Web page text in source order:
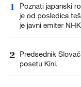
1
Poznati japanski
je od posledica
je javni emiter
2 Predsednik
posetu Kini.